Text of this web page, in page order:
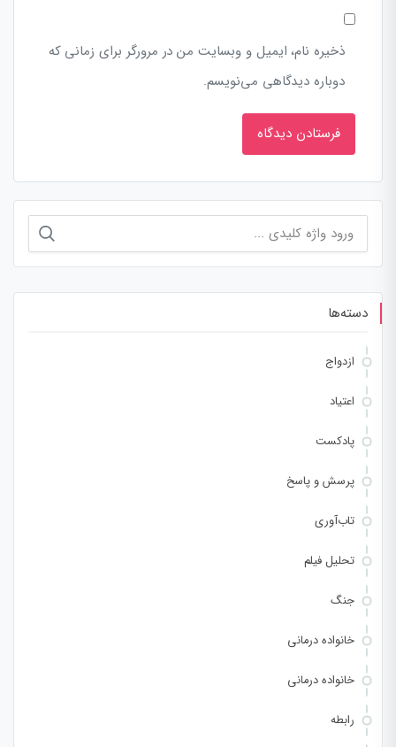
ذخیره نام، ایمیل و وبسایت من در مرورگر برای زمانی که
دوباره دیدگاهی می‌نویسم.
جستجو
برای:
دسته‌ها
ازدواج
اعتیاد
پادکست
پرسش و پاسخ
تاب‌آوری
تحلیل فیلم
جنگ
خانواده درمانی
خانواده درمانی
رابطه